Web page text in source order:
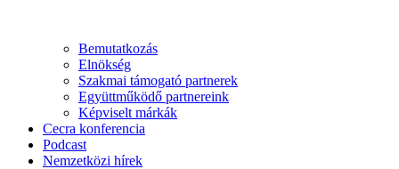
Bemutatkozás
Elnökség
Szakmai támogató partnerek
Együttműködő partnereink
Képviselt márkák
Cecra konferencia
Podcast
Nemzetközi hírek